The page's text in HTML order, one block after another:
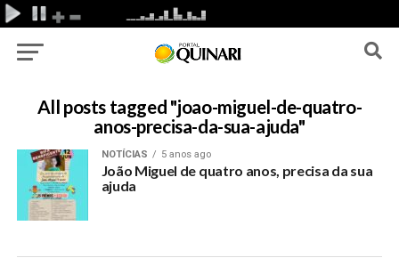
All posts tagged "joao-miguel-de-quatro-
anos-precisa-da-sua-ajuda"
NOTÍCIAS 5 anos ago
João Miguel de quatro anos, precisa da sua
ajuda